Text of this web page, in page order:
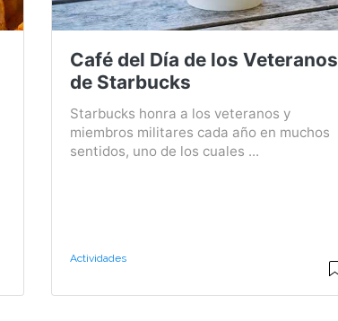
Café del Día de los Veteranos
de Starbucks
Starbucks honra a los veteranos y
miembros militares cada año en muchos
sentidos, uno de los cuales ...
Actividades